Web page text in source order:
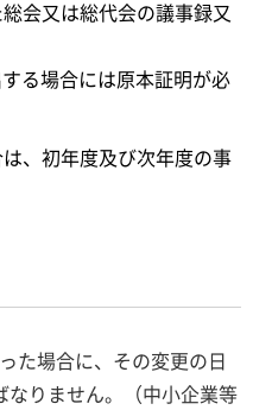
会又は総代会の議事録又
る場合には原本証明が必
、初年度及び次年度の事
た場合に、その変更の日
りません。（中小企業等